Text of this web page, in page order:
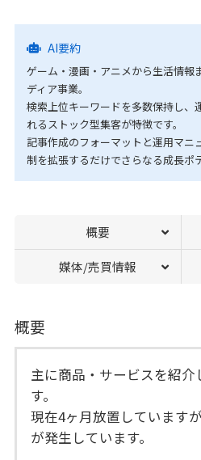
AI要約
ゲーム・漫画・アニメから生活情報
ディア事業。
検索上位キーワードを多数保持し、
れるストック型集客が特徴です。
記事作成のフォーマットと運用マニ
制を拡張するだけでさらなる成長ポ
概要
媒体/売買情報
概要
主に商品・サービスを紹介
す。
現在4ヶ月放置しています
が発生しています。